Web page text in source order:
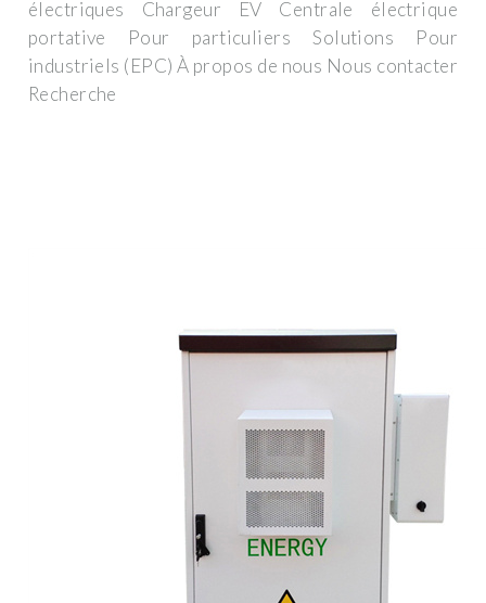
électriques Chargeur EV Centrale électrique
portative Pour particuliers Solutions Pour
industriels (EPC) À propos de nous Nous contacter
Recherche